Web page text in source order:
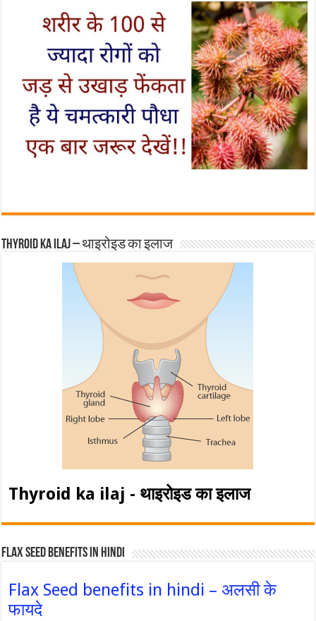
Thyroid ka ilaj – थाइरोइड का इलाज
Thyroid ka ilaj - थाइरोइड का इलाज
Flax Seed Benefits in hindi
Flax Seed benefits in hindi – अलसी के
फायदे